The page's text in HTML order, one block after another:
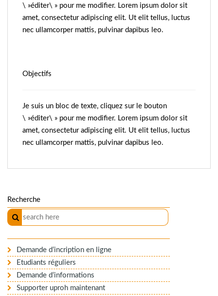
\ »éditer\ » pour me modifier. Lorem ipsum dolor sit
amet, consectetur adipiscing elit. Ut elit tellus, luctus
nec ullamcorper mattis, pulvinar dapibus leo.
Objectifs
Je suis un bloc de texte, cliquez sur le bouton
\ »éditer\ » pour me modifier. Lorem ipsum dolor sit
amet, consectetur adipiscing elit. Ut elit tellus, luctus
nec ullamcorper mattis, pulvinar dapibus leo.
Recherche
Demande d’incription en ligne
Etudiants réguliers
Demande d’informations
Supporter uproh maintenant